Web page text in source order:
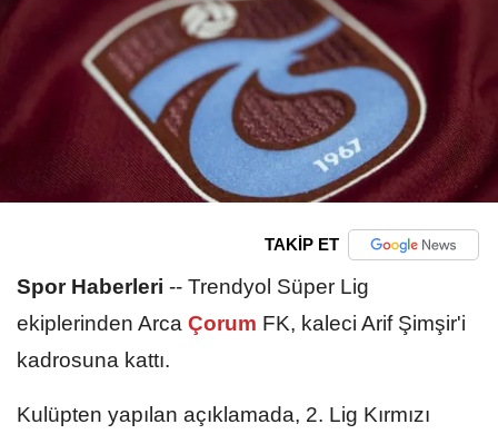
TAKİP ET
Spor Haberleri -- Trendyol Süper Lig
ekiplerinden Arca Çorum FK, kaleci Arif Şimşir'i
kadrosuna kattı.
Kulüpten yapılan açıklamada, 2. Lig Kırmızı